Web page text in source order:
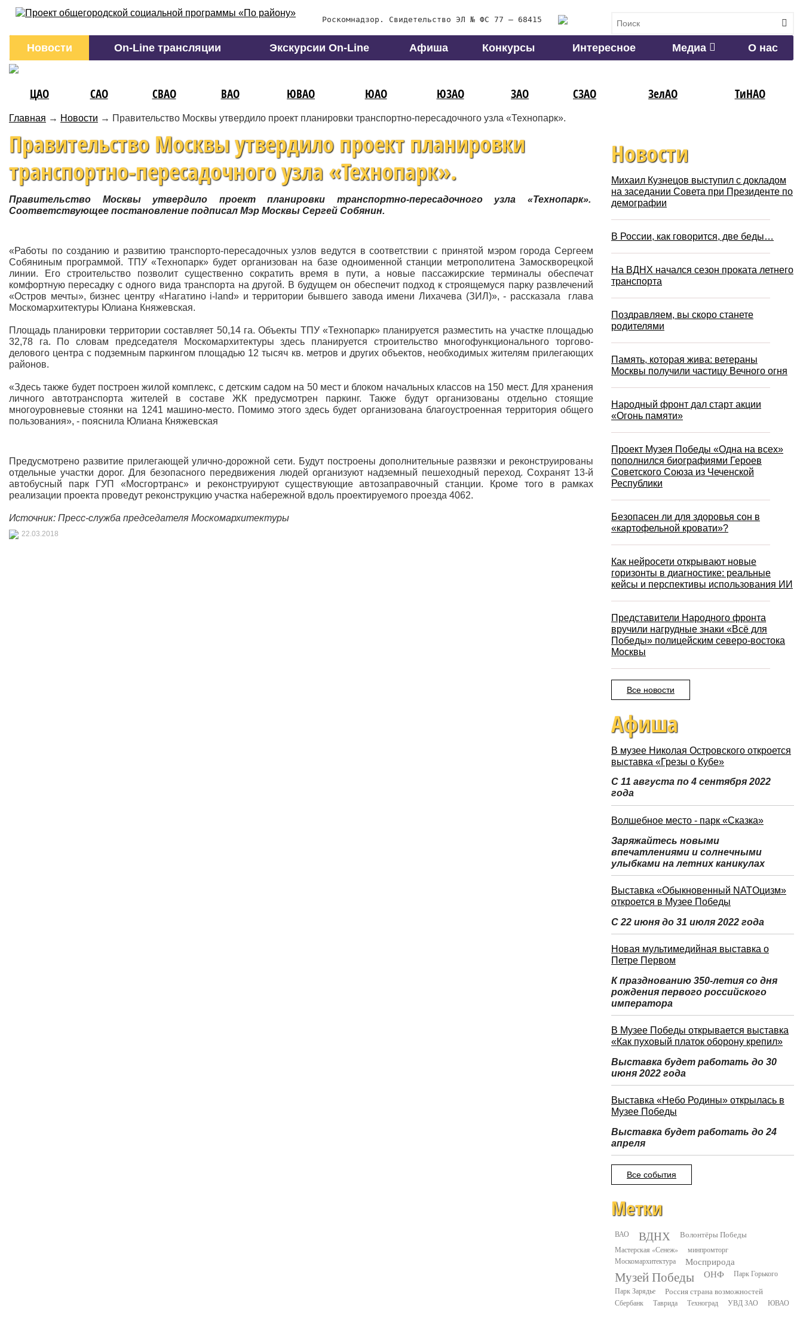
Роскомнадзор. Свидетельство ЭЛ № ФС 77 – 68415
Новости On-Line трансляции Экскурсии On-Line Афиша Конкурсы Интересное Медиа О нас
ЦАО САО СВАО ВАО ЮВАО ЮАО ЮЗАО ЗАО СЗАО ЗелАО ТиНАО
Главная → Новости → Правительство Москвы утвердило проект планировки транспортно-пересадочного узла «Технопарк».
Правительство Москвы утвердило проект планировки
транспортно-пересадочного узла «Технопарк».
Правительство Москвы утвердило проект планировки транспортно-пересадочного узла «Технопарк».
Соответствующее постановление подписал Мэр Москвы Сергей Собянин.
«Работы по созданию и развитию транспорто-пересадочных узлов ведутся в соответствии с принятой мэром города Сергеем
Собяниным программой. ТПУ «Технопарк» будет организован на базе одноименной станции метрополитена Замоскворецкой
линии. Его строительство позволит существенно сократить время в пути, а новые пассажирские терминалы обеспечат
комфортную пересадку с одного вида транспорта на другой. В будущем он обеспечит подход к строящемуся парку развлечений
«Остров мечты», бизнес центру «Нагатино i-land» и территории бывшего завода имени Лихачева (ЗИЛ)», - рассказала глава
Москомархитектуры Юлиана Княжевская.
Площадь планировки территории составляет 50,14 га. Объекты ТПУ «Технопарк» планируется разместить на участке площадью
32,78 га. По словам председателя Москомархитектуры здесь планируется строительство многофункционального торгово-
делового центра с подземным паркингом площадью 12 тысяч кв. метров и других объектов, необходимых жителям прилегающих
районов.
«Здесь также будет построен жилой комплекс, с детским садом на 50 мест и блоком начальных классов на 150 мест. Для хранения
личного автотранспорта жителей в составе ЖК предусмотрен паркинг. Также будут организованы отдельно стоящие
многоуровневые стоянки на 1241 машино-место. Помимо этого здесь будет организована благоустроенная территория общего
пользования», - пояснила Юлиана Княжевская
Предусмотрено развитие прилегающей улично-дорожной сети. Будут построены дополнительные развязки и реконструированы
отдельные участки дорог. Для безопасного передвижения людей организуют надземный пешеходный переход. Сохранят 13-й
автобусный парк ГУП «Мосгортранс» и реконструируют существующие автозаправочный станции. Кроме того в рамках
реализации проекта проведут реконструкцию участка набережной вдоль проектируемого проезда 4062.​
Источник: Пресс-служба председателя Москомархитектуры
22.03.2018
Новости
Михаил Кузнецов выступил с докладом
на заседании Совета при Президенте по
демографии
В России, как говорится, две беды…
На ВДНХ начался сезон проката летнего
транспорта
Поздравляем, вы скоро станете
родителями
Память, которая жива: ветераны
Москвы получили частицу Вечного огня
Народный фронт дал старт акции
«Огонь памяти»
Проект Музея Победы «Одна на всех»
пополнился биографиями Героев
Советского Союза из Чеченской
Республики
Безопасен ли для здоровья сон в
«картофельной кровати»?
Как нейросети открывают новые
горизонты в диагностике: реальные
кейсы и перспективы использования ИИ
Представители Народного фронта
вручили нагрудные знаки «Всё для
Победы» полицейским северо-востока
Москвы
Все новости
Афиша
В музее Николая Островского откроется
выставка «Грезы о Кубе»
С 11 августа по 4 сентября 2022
года
Волшебное место - парк «Сказка»
Заряжайтесь новыми
впечатлениями и солнечными
улыбками на летних каникулах
Выставка «Обыкновенный NATOцизм»
откроется в Музее Победы
С 22 июня до 31 июля 2022 года
Новая мультимедийная выставка о
Петре Первом
К празднованию 350-летия со дня
рождения первого российского
императора
В Музее Победы открывается выставка
«Как пуховый платок оборону крепил»
Выставка будет работать до 30
июня 2022 года
Выставка «Небо Родины» открылась в
Музее Победы
Выставка будет работать до 24
апреля
Все события
Метки
ВАО ВДНХ Волонтёры Победы
Мастерская «Сенеж»
минпромторг
Москомархитектура
Мосприрода
Музей Победы ОНФ
Парк Горького
Парк Зарядье
Россия страна возможностей
Сбербанк Таврида Техноград УВД ЗАО ЮВАО